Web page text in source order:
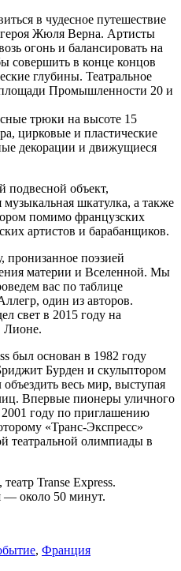
в чудесное путешествие
Жюля Верна. Артисты
огонь и балансировать на
совершить в конце концов
глубины. Театральное
площади Промышленности 20 и
трюки на высоте 15
цирковые и пластические
декорации и движущиеся
подвесной объект,
шкатулка, а также
помимо французских
артистов и барабанщиков.
пронизанное поэзией
материи и Вселенной. Мы
вас по таблице
один из авторов.
свет в 2015 году на
Лионе.
был основан в 1982 году
Бурден и скульптором
весь мир, выступая
Впервые пионеры уличного
году по приглашению
«Транс-Экспресс»
театральной олимпиады в
Transe Express.
— около 50 минут.
, Франция